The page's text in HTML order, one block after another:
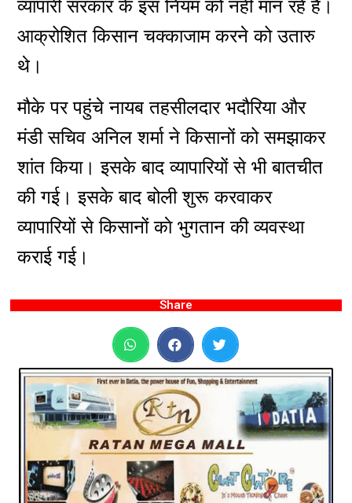
व्यापारी सरकार के इस नियम को नहीं मान रहे हैं।
आक्रोशित किसान चक्काजाम करने को उतारु
थे।
मौके पर पहुंचे नायब तहसीलदार भदौरिया और
मंडी सचिव अनिल शर्मा ने किसानों को समझाकर
शांत किया। इसके बाद व्यापारियों से भी बातचीत
की गई। इसके बाद बोली शुरू करवाकर
व्यापारियों से किसानों काे भुगतान की व्यवस्था
कराई गई।
Share